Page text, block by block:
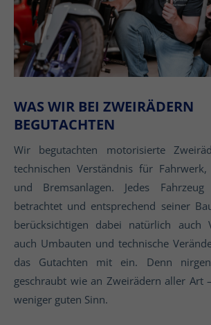
WAS WIR BEI ZWEIRÄDERN
BEGUTACHTEN
Wir begutachten motorisierte
technischen Verständnis für
und Bremsanlagen. Jedes
betrachtet und entsprechend seiner
berücksichtigen dabei natürlich auch
auch Umbauten und technische
das Gutachten mit ein. Denn
geschraubt wie an Zweirädern aller Art
weniger guten Sinn.